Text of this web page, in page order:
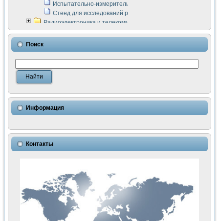
Испытательно-измерительный комплекс аппаратуры для
Стенд для исследований рабочих процессов ДВС в
Радиоэлектроника и телекоммуникации
LabVIEW в расчетах радиолиний систем передачи данных
Аппаратно-программный комплекс для исследования
Виртуальный лабораторный стенд для исследования
Измерение шумовых параметров операционных
Измерительный преобразователь на основе цифровой
Использование NI LabVIEW для математического
Исследовние возможности создания измерителя ВАХ
Математическое моделирование генератора сигналов -
Применение осциллографического модуля с высоким
Симуляция отклика импульсного радиолокационного
Автоматизация формирования уравнений состояния для
Разработка автоматизированного стенда для измерения
Применение среды LabVIEW для построения картины
Портативная система для определения показателей
Использование LabVIEW для управления источником
Устройство для снятия вольт-амперных характеристик
Передовые научные технологии: нано-, фемто-,
Поиск
Информация
Контакты